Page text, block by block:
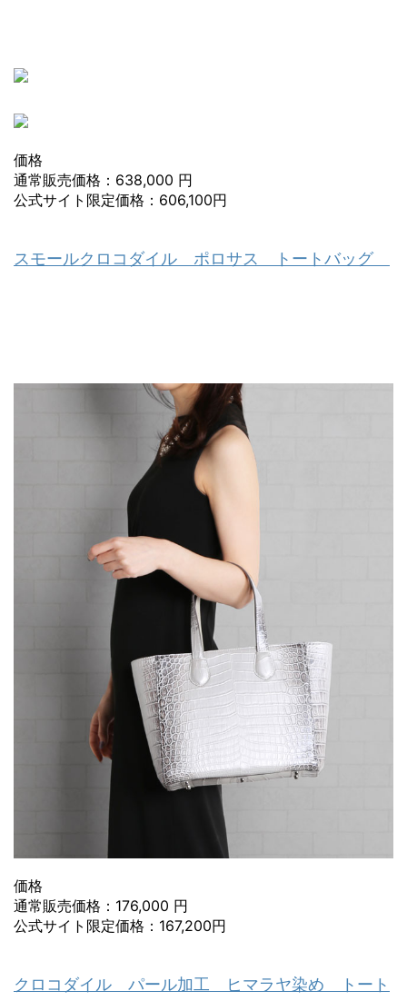
価格
通常販売価格：638,000 円
公式サイト限定価格：606,100円
スモールクロコダイル ポロサス トートバッグ
価格
通常販売価格：176,000 円
公式サイト限定価格：167,200円
クロコダイル パール加工 ヒマラヤ染め トート